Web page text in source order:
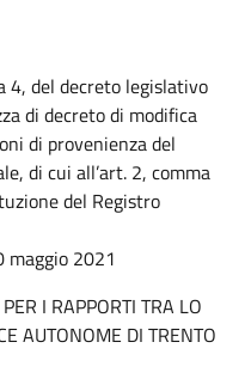
4, del decreto legislativo
di decreto di modifica
di provenienza del
di cui all’art. 2, comma
del Registro
2021
I RAPPORTI TRA LO
AUTONOME DI TRENTO